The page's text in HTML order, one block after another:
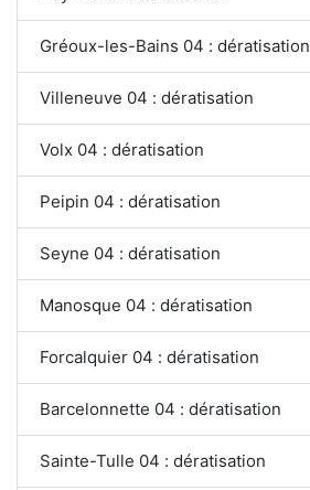
Gréoux-les-Bains 04 : dératisation
Villeneuve 04 : dératisation
Volx 04 : dératisation
Peipin 04 : dératisation
Seyne 04 : dératisation
Manosque 04 : dératisation
Forcalquier 04 : dératisation
Barcelonnette 04 : dératisation
Sainte-Tulle 04 : dératisation